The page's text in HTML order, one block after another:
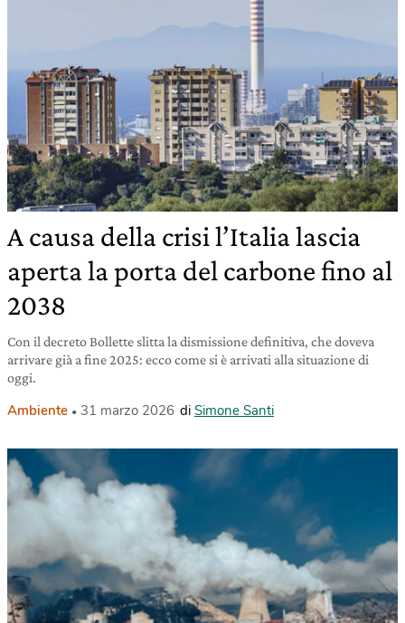
A causa della crisi l’Italia lascia
aperta la porta del carbone fino al
2038
Con il decreto Bollette slitta la dismissione definitiva, che doveva
arrivare già a fine 2025: ecco come si è arrivati alla situazione di
oggi.
Ambiente 31 marzo 2026 di Simone Santi